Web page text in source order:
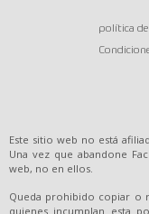
política
Este sitio web no está
Una vez que abandone
web, no en ellos.
Queda prohibido copiar o
quienes incumplan esta